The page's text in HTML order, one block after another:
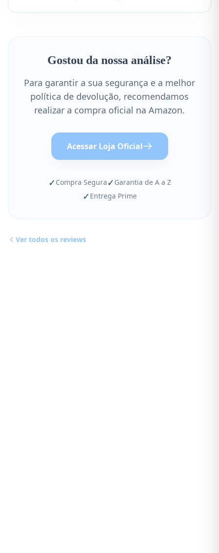
Gostou da nossa análise?
Para garantir a sua segurança e a melhor
política de devolução, recomendamos
realizar a compra oficial na Amazon.
Acessar Loja Oficial
✓ Compra Segura✓ Garantia de A a Z
✓ Entrega Prime
Ver todos os reviews